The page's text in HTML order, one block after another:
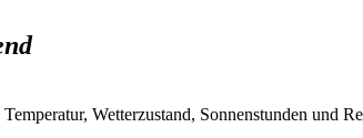
Wetterzustand, Sonnenstunden und